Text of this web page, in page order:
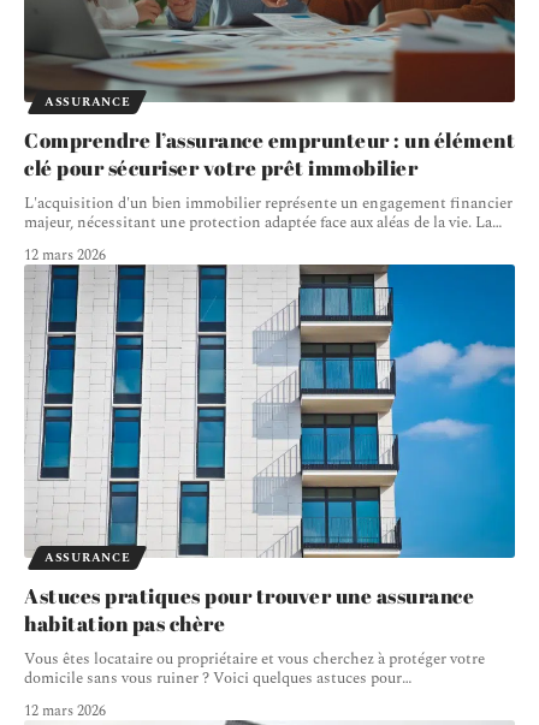
ASSURANCE
Comprendre l’assurance emprunteur : un élément
clé pour sécuriser votre prêt immobilier
L'acquisition d'un bien immobilier représente un engagement financier
majeur, nécessitant une protection adaptée face aux aléas de la vie. La…
12 mars 2026
ASSURANCE
Astuces pratiques pour trouver une assurance
habitation pas chère
Vous êtes locataire ou propriétaire et vous cherchez à protéger votre
domicile sans vous ruiner ? Voici quelques astuces pour…
12 mars 2026